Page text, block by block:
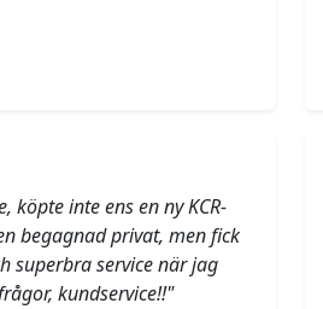
köpte inte ens en ny KCR-
begagnad privat, men fick
superbra service när jag
kundservice!!"